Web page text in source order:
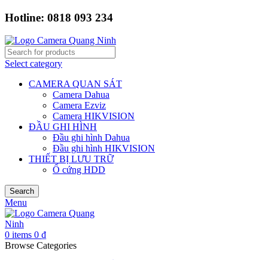
Hotline: 0818 093 234
Select category
CAMERA QUAN SÁT
Camera Dahua
Camera Ezviz
Camera HIKVISION
ĐẦU GHI HÌNH
Đầu ghi hình Dahua
Đầu ghi hình HIKVISION
THIẾT BỊ LƯU TRỮ
Ổ cứng HDD
Search
Menu
0 items 0 ₫
Browse Categories